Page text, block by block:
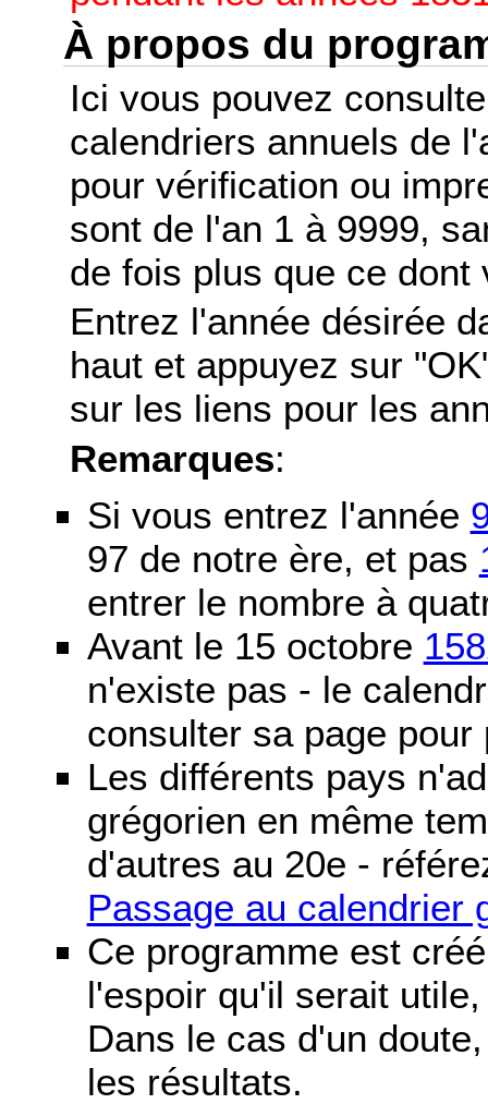
À propos du
Ici vous pouvez
calendriers annuels de
pour vérification ou
sont de l'an 1 à 9999,
de fois plus que ce dont
Entrez l'année désirée
haut et appuyez sur
sur les liens pour les
Remarques:
Si vous entrez l'année
97 de notre ère, et pas
entrer le nombre à
Avant le 15 octobre
n'existe pas - le
consulter sa page pour
Les différents pays
grégorien en même
d'autres au 20e -
Passage au calendrier
Ce programme est
l'espoir qu'il serait
Dans le cas d'un
les résultats.